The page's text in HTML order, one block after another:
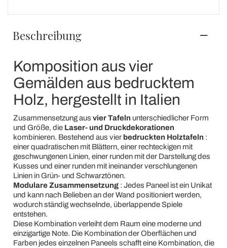
Beschreibung
Komposition aus vier
Gemälden aus bedrucktem
Holz, hergestellt in Italien
Zusammensetzung aus vier Tafeln unterschiedlicher Form
und Größe, die Laser- und Druckdekorationen
kombinieren. Bestehend aus vier bedruckten Holztafeln :
einer quadratischen mit Blättern, einer rechteckigen mit
geschwungenen Linien, einer runden mit der Darstellung des
Kusses und einer runden mit ineinander verschlungenen
Linien in Grün- und Schwarztönen.
Modulare Zusammensetzung: Jedes Paneel ist ein Unikat
und kann nach Belieben an der Wand positioniert werden,
wodurch ständig wechselnde, überlappende Spiele
entstehen.
Diese Kombination verleiht dem Raum eine moderne und
einzigartige Note. Die Kombination der Oberflächen und
Farben jedes einzelnen Paneels schafft eine Kombination, die